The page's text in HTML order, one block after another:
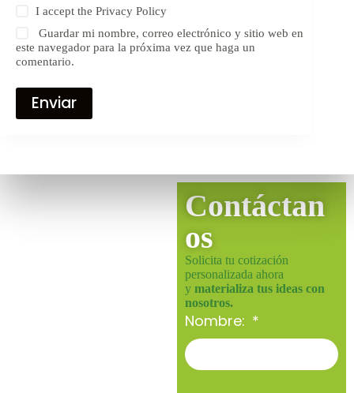
I accept thePrivacy Policy
Guardar mi nombre, correo electrónico y sitio web en
este navegador para la próxima vez que haga un
comentario.
Enviar
Contáctan
os
Solicita tu cotización
personalizada ahora
y materializa tus ideas con
nosotros.
Nombre: